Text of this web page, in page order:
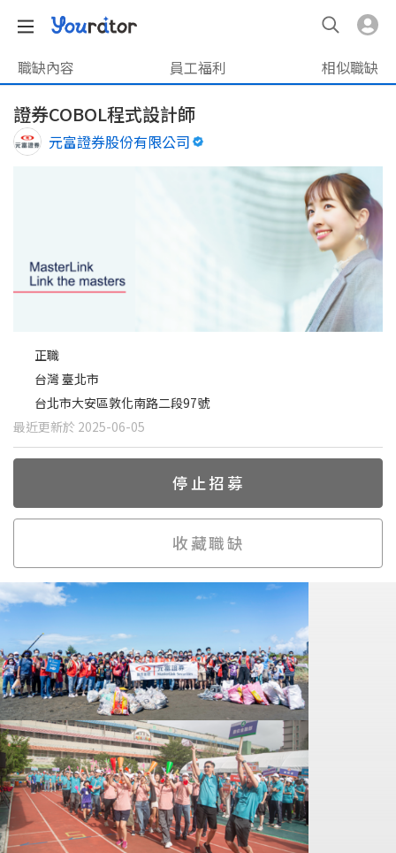
職缺內容 員工福利 相似職缺
證券COBOL程式設計師
元富證券股份有限公司
正職
台灣 臺北市
台北市大安區敦化南路二段97號
最近更新於 2025-06-05
停止招募
收藏職缺